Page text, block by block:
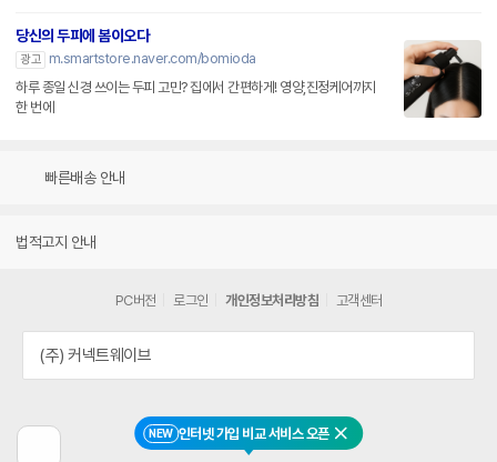
NEW 인터넷 가입 비교 서비스 오픈 닫기
당신의 두피에 봄이오다
광고
m.smartstore.naver.com/bomioda
하루 종일 신경 쓰이는 두피 고민? 집에서 간편하게! 영양,진정케어까지
한 번에
빠른배송 안내
법적고지 안내
PC버전 로그인 개인정보처리방침 고객센터
(주) 커넥트웨이브